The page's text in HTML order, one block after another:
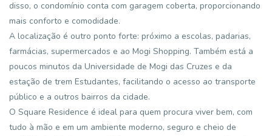
disso, o condomínio conta com garagem coberta, proporcionando
mais conforto e comodidade.
A localização é outro ponto forte: próximo a escolas, padarias,
farmácias, supermercados e ao Mogi Shopping. Também está a
poucos minutos da Universidade de Mogi das Cruzes e da
estação de trem Estudantes, facilitando o acesso ao transporte
público e a outros bairros da cidade.
O Square Residence é ideal para quem procura viver bem, com
tudo à mão e em um ambiente moderno, seguro e cheio de